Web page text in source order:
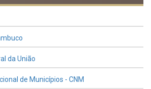
da União
de Municípios - CNM